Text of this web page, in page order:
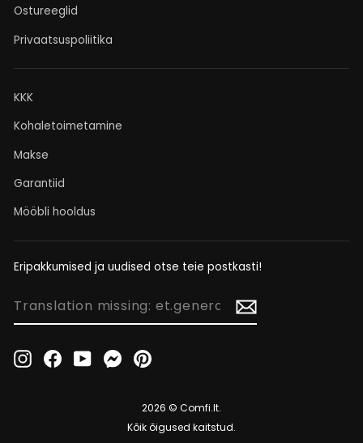
Ostureeglid
Privaatsuspoliitika
KKK
Kohaletoimetamine
Makse
Garantiid
Mööbli hooldus
Eripakkumised ja uudised otse teie postkasti!
TRANSLATION
InstagramFacebookYouTubeMessenger
2026 © Comfi.lt.
Kõik õigused kaitstud.